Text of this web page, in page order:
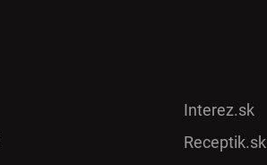
Interez.sk
Receptik.sk